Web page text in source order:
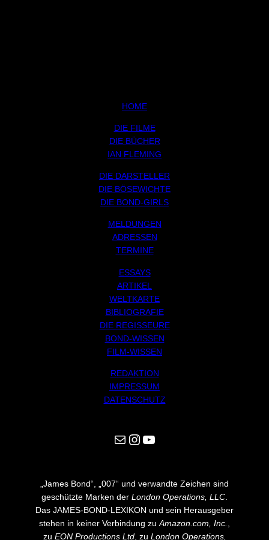
HOME
DIE FILME
DIE BÜCHER
IAN FLEMING
DIE DARSTELLER
DIE BÖSEWICHTE
DIE BOND-GIRLS
MELDUNGEN
ADRESSEN
TERMINE
ESSAYS
ARTIKEL
WELTKARTE
BIBLIOGRAFIE
DIE REGISSEURE
BOND-WISSEN
FILM-WISSEN
REDAKTION
IMPRESSUM
DATENSCHUTZ
Mail Instagram YouTube
„James Bond“, „007“ und verwandte Zeichen sind
geschützte Marken der London Operations, LLC.
Das JAMES-BOND-LEXIKON und sein Herausgeber
stehen in keiner Verbindung zuAmazon.com, Inc.,
zu EON Productions Ltd, zu London Operations,